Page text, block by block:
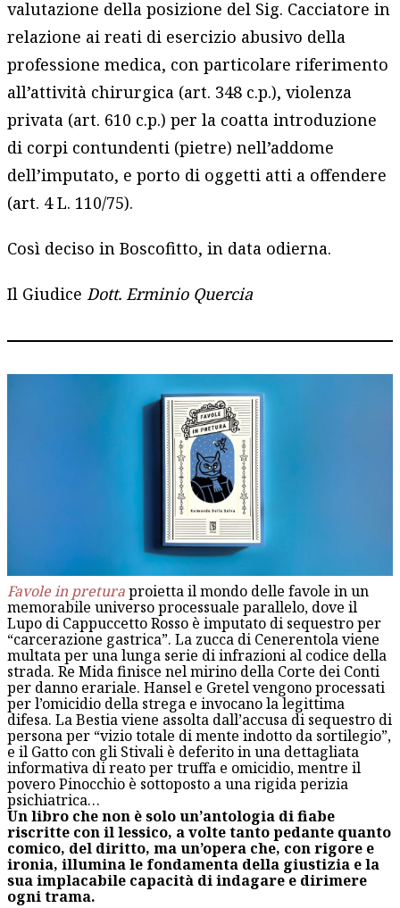
valutazione della posizione del Sig. Cacciatore in
relazione ai reati di esercizio abusivo della
professione medica, con particolare riferimento
all’attività chirurgica (art. 348 c.p.), violenza
privata (art. 610 c.p.) per la coatta introduzione
di corpi contundenti (pietre) nell’addome
dell’imputato, e porto di oggetti atti a offendere
(art. 4 L. 110/75).
Così deciso in Boscofitto, in data odierna.
Il GiudiceDott. Erminio Quercia
Favole in preturaproietta il mondo delle favole in un
memorabile universo processuale parallelo, dove il
Lupo di Cappuccetto Rosso è imputato di sequestro per
“carcerazione gastrica”. La zucca di Cenerentola viene
multata per una lunga serie di infrazioni al codice della
strada. Re Mida finisce nel mirino della Corte dei Conti
per danno erariale. Hansel e Gretel vengono processati
per l’omicidio della strega e invocano la legittima
difesa. La Bestia viene assolta dall’accusa di sequestro di
persona per “vizio totale di mente indotto da sortilegio”,
e il Gatto con gli Stivali è deferito in una dettagliata
informativa di reato per truffa e omicidio, mentre il
povero Pinocchio è sottoposto a una rigida perizia
psichiatrica…
Un libro che non è solo un’antologia di fiabe
riscritte con il lessico, a volte tanto pedante quanto
comico, del diritto, ma un’opera che, con rigore e
ironia, illumina le fondamenta della giustizia e la
sua implacabile capacità di indagare e dirimere
ogni trama.